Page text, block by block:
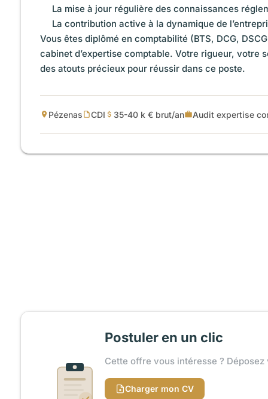
La mise à jour régulière des connaissances
La contribution active à la dynamique de
Vous êtes diplômé en comptabilité (BTS, DCG,
cabinet d’expertise comptable. Votre rigueur, votre
des atouts précieux pour réussir dans ce poste.
Pézenas CDI 35-40 k € brut/an Audit expertise
Postuler en un clic
Cette offre vous intéresse ?
Charger mon CV